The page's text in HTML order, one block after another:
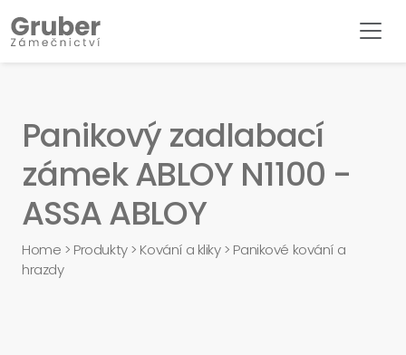
Panikový zadlabací
zámek ABLOY N1100 -
ASSA ABLOY
Home > Produkty> Kování a kliky> Panikové kování a
hrazdy